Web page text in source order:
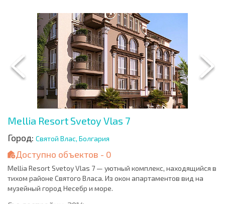
Mellia Resort Svetoy Vlas 7
Город: Святой Влас, Болгария
Доступно объектов - 0
Mellia Resort Svetoy Vlas 7 — уютный комплекс, находящийся в
тихом районе Святого Власа. Из окон апартаментов вид на
музейный город Несебр и море.